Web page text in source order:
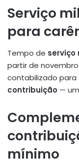
Serviço
para
Tempo de
partir de
contabilizado para
contribuição —
mínimo